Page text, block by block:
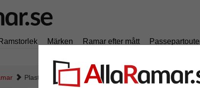
Ramstorlek Märken Ramar efter mått
Plastram Trendstyle